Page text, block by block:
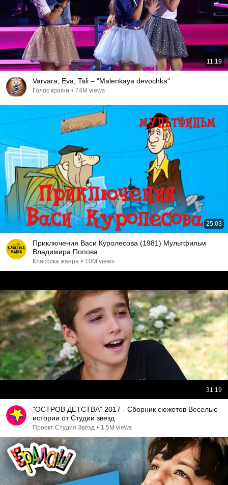
11:19
Varvara, Eva, Tali – "Malenkaya devochka"
Голос країни • 74M views
25:03
Приключения Васи Куролесова (1981) Мультфильм
Владимира Попова
Классика жанра • 10M views
31:19
"ОСТРОВ ДЕТСТВА" 2017 - Сборник сюжетов Веселые
истории от Студии звезд
Проект Студия Звёзд • 1.5M views